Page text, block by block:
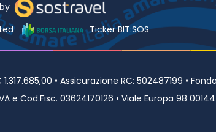
by
Ticker BIT:SOS
• Assicurazione RC: 502487199 •
e Cod.Fisc. 03624170126 • Viale Europa 98